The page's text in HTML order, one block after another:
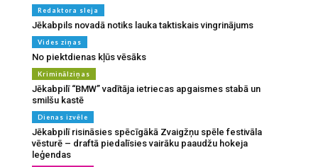
Redaktora sleja
Jēkabpils novadā notiks lauka taktiskais vingrinājums
Vides ziņas
No piektdienas kļūs vēsāks
Kriminālziņas
Jēkabpilī “BMW” vadītāja ietriecas apgaismes stabā un
smilšu kastē
Dienas izvēle
Jēkabpilī risināsies spēcīgākā Zvaigžņu spēle festivāla
vēsturē – draftā piedalīsies vairāku paaudžu hokeja
leģendas